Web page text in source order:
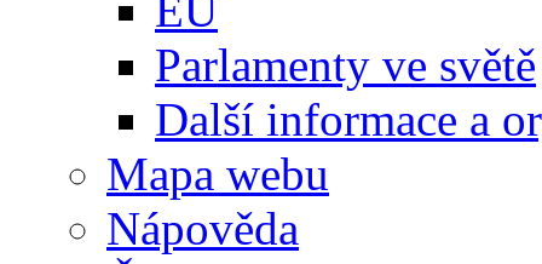
Parlamenty ve světě
Další informace a
Mapa webu
Nápověda